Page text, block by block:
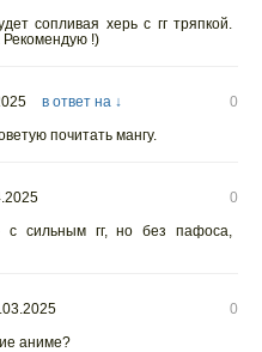
сопливая херь с гг тряпкой.
Рекомендую !)
в ответ на ↓
0
почитать мангу.
0
с сильным гг, но без пафоса,
0
аниме?